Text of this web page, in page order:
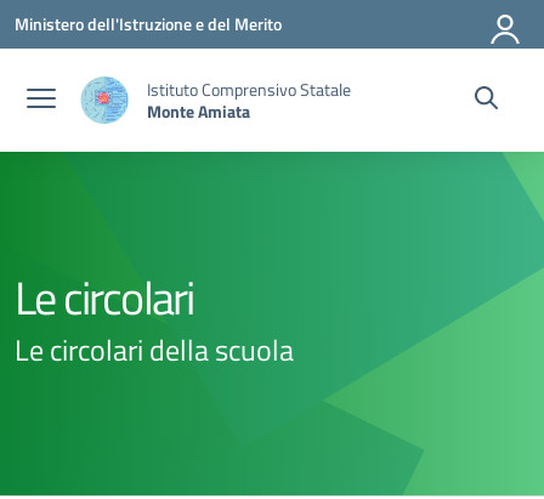
Vai ai contenuti
Vai al menu di navigazione
Vai al footer
Ministero dell'Istruzione e del Merito
Istituto Comprensivo Statale
Monte Amiata
Le circolari
Le circolari della scuola